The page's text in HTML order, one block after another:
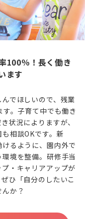
100％！長く働き
ます
でほしいので、残業
。子育て中でも働き
状況によりますが、
相談OKです。新
るように、園内外で
境を整備。研修手当
・キャリアアップが
ひ「自分のしたいこ
か？